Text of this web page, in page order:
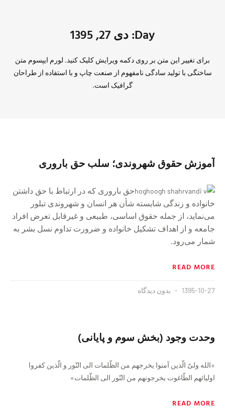
Day: دی 27, 1395
برای تغییر این متن بر روی دکمه ویرایش کلیک کنید. لورم ایپسوم متن
ساختگی با تولید سادگی نامفهوم از صنعت چاپ و با استفاده از طراحان
گرافیک است.
آموزش حقوق شهروندی؛ سلب حق بارورى
حق بارورى که در ارتباط با حق داشتن
خانواده و زندگی شایسته شأن هر انسان و شهروندی تبلور
می‌نماید، از جمله حقوق اساسى، طبيعى و غيرقابل تعرض افراد
جامعه و از اهداف تشكيل خانواده و ضرورت تداوم نسل بشر به
شمار مى‌رود.
READ MORE
1395-10-27 بدون دیدگاه
وحدت وجود (بخش سوم و پایانی)
«الله ولیّ الّذین آمنوا یخرجهم من الظّلمات الی النّور و الّذین کفروا
اولیائهم الطّاغوت یخرجونهم من النّور الی الظّلمات»
READ MORE